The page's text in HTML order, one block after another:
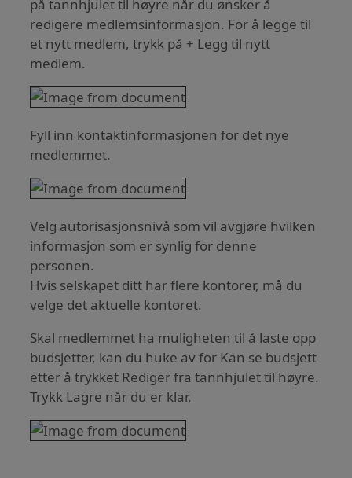
på tannhjulet til høyre når du ønsker å
redigere medlemsinformasjon. For å legge til
et nytt medlem, trykk på + Legg til nytt
medlem.
Fyll inn kontaktinformasjonen for det nye
medlemmet.
Velg autorisasjonsnivå som vil avgjøre hvilken
informasjon som er synlig for denne
personen.
Hvis selskapet ditt har flere kontorer, må du
velge det aktuelle kontoret.
Skal medlemmet ha muligheten til å laste opp
budsjetter, kan du huke av for Kan se budsjett
etter å trykket Rediger fra tannhjulet til høyre.
Trykk Lagre når du er klar.